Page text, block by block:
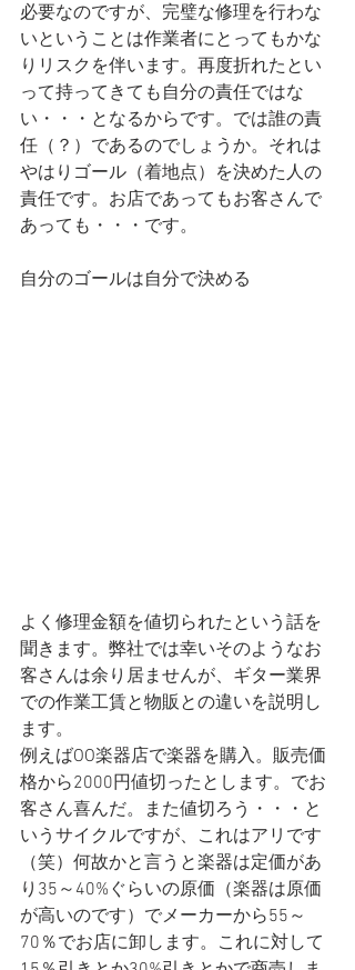
必要なのですが、完璧な修理を行わな
いということは作業者にとってもかな
りリスクを伴います。再度折れたとい
って持ってきても自分の責任ではな
い・・・となるからです。では誰の責
任（？）であるのでしょうか。それは
やはりゴール（着地点）を決めた人の
責任です。お店であってもお客さんで
あっても・・・です。
自分のゴールは自分で決める
よく修理金額を値切られたという話を
聞きます。弊社では幸いそのようなお
客さんは余り居ませんが、ギター業界
での作業工賃と物販との違いを説明し
ます。
例えばOO楽器店で楽器を購入。販売価
格から2000円値切ったとします。でお
客さん喜んだ。また値切ろう・・・と
いうサイクルですが、これはアリです
（笑）何故かと言うと楽器は定価があ
り35～40%ぐらいの原価（楽器は原価
が高いのです）でメーカーから55～
70％でお店に卸します。これに対して